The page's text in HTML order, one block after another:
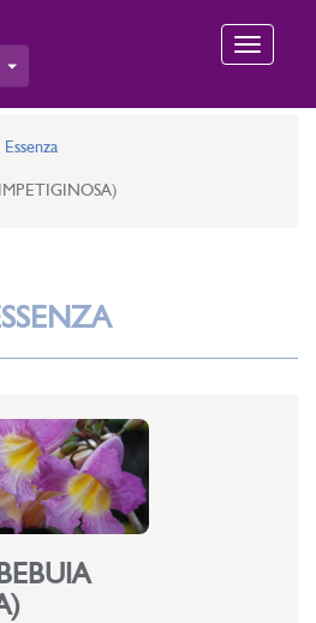
Toggle
Essenza